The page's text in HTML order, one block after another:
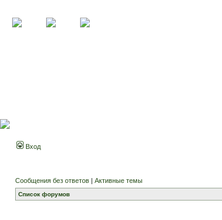
Вход
Сообщения без ответов | Активные темы
Список форумов